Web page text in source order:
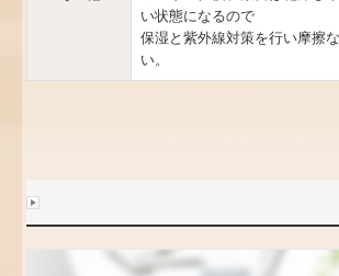
い状態になるので
保湿と紫外線対策を行い摩擦
い。